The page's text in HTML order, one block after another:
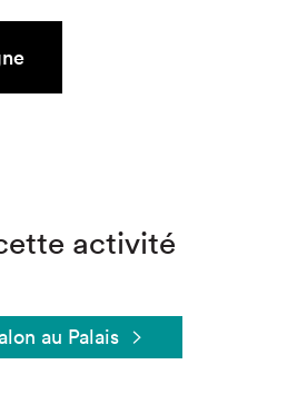
activité
au Palais